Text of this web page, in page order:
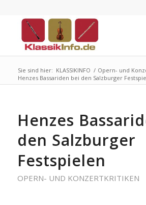
Sie sind hier: KLASSIKINFO / Opern- und
Henzes Bassariden bei den Salzburger
Henzes
den Salzburger
Festspielen
OPERN- UND KONZERTKRITIKEN